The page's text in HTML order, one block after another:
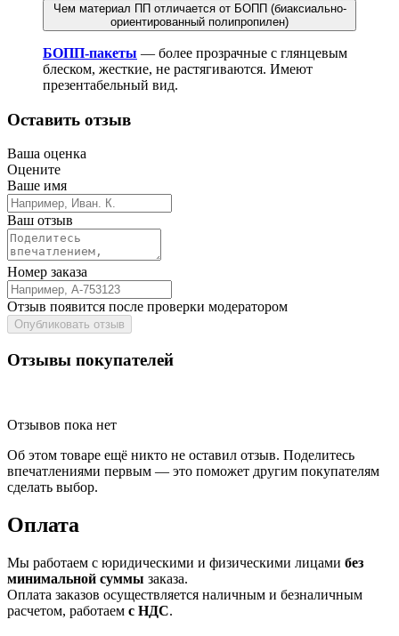
Чем материал ПП отличается от БОПП (биаксиально-
ориентированный полипропилен)
БОПП-пакеты — более прозрачные с глянцевым
блеском, жесткие, не растягиваются. Имеют
презентабельный вид.
Оставить отзыв
Ваша оценка
Оцените
Ваше имя
Ваш отзыв
Номер заказа
Отзыв появится после проверки модератором
Опубликовать отзыв
Отзывы покупателей
Отзывов пока нет
Об этом товаре ещё никто не оставил отзыв. Поделитесь
впечатлениями первым — это поможет другим покупателям
сделать выбор.
Оплата
Мы работаем с юридическими и физическими лицами без
минимальной суммы заказа.
Оплата заказов осуществляется наличным и безналичным
расчетом, работаем с НДС.